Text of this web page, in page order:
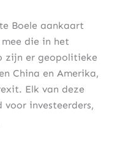
Boele aankaart
die in het
zijn er geopolitieke
China en Amerika,
Elk van deze
voor investeerders,